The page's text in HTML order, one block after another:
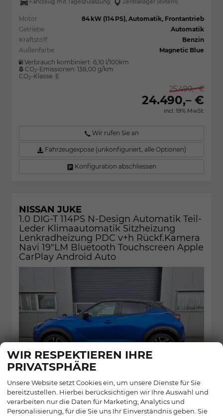
Fahrzeug mit Tageszulassung
Zentrallager (extern)
Motor
84 kW (114 PS), Automatik, Frontantrieb
Getriebe
Automatik
Kraftstoff
Benzin
Außenfarbe
Magnetic Blue
Verbrauch kombiniert: 6,10 l/100km
CO2-Emissionen: 138,00 g/km
CO2-Klasse: E
25.490,– €
24.490,– €
incl. 19% MwSt.
Wir rufen Sie an
Fahrzeugexpose (unkonfiguriert, alle Optionen)
Konfiguration abschliessen
NISSAN JUKE
1.0 DIG-T 114PS N-Design Automatik Teil-
Leder Klimaautomatik Sitzheizung
Lenkradheizung PDC v+h Rückf.Kamera
Navi 19"LM Bluetooth Touchscreen Apple
CarPlay Android Auto
Fahrzeugnr.: 28762 sofort lieferbar
WIR RESPEKTIEREN IHRE
PRIVATSPHÄRE
Unsere Website setzt Cookies ein, um unsere Dienste für Sie
bereitzustellen. Hierbei berücksichtigen wir Ihre Auswahl und
verarbeiten nur die Daten für Marketing, Analytics und
Personalisierung, für die Sie uns Ihr Einverständnis geben. Sie